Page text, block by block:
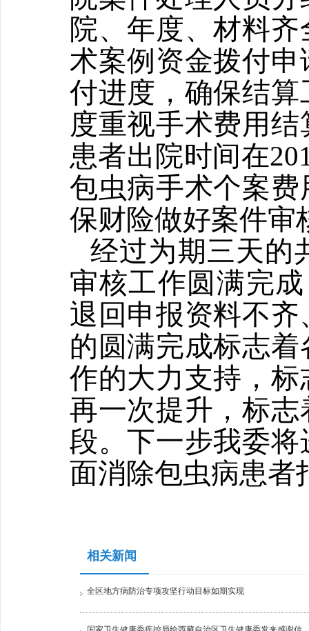
院、年度、材料
术案例资金拨付
付进度，确保结
度重视手术费用
患者出院时间在
包虫病手术个案
保财险做好案件审
经过为期三天的
审核工作圆满完
退回申报资料不
的圆满完成标志
作的大力支持，
再一次提升，标
段。下一步我委
面消除包虫病患者
相关新闻
全区地方病防治专项攻坚行动目标如期实现